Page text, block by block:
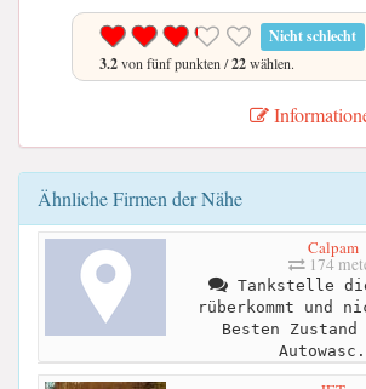
Nicht schlecht
3.2von fünf punkten /22wählen.
Ähnliche Firmen der Nähe
Calpam
174
Tankstelle
rüberkommt und
Besten